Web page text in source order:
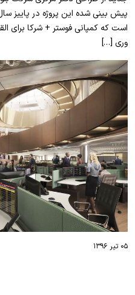
پیش بینی شده این پروژه در پاییز
است که کمپانی فوستر + شرکا برای
وری […]
۰۵ تیر ۱۳۹۶